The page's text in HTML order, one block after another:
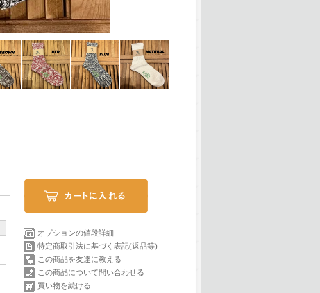
オプションの値段詳細
特定商取引法に基づく表記(返品等)
この商品を友達に教える
この商品について問い合わせる
買い物を続ける